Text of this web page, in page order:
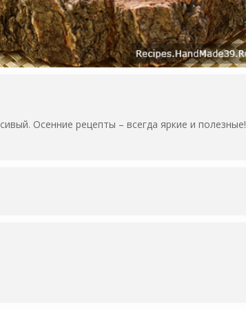
Осенние рецепты – всегда яркие и полезные!